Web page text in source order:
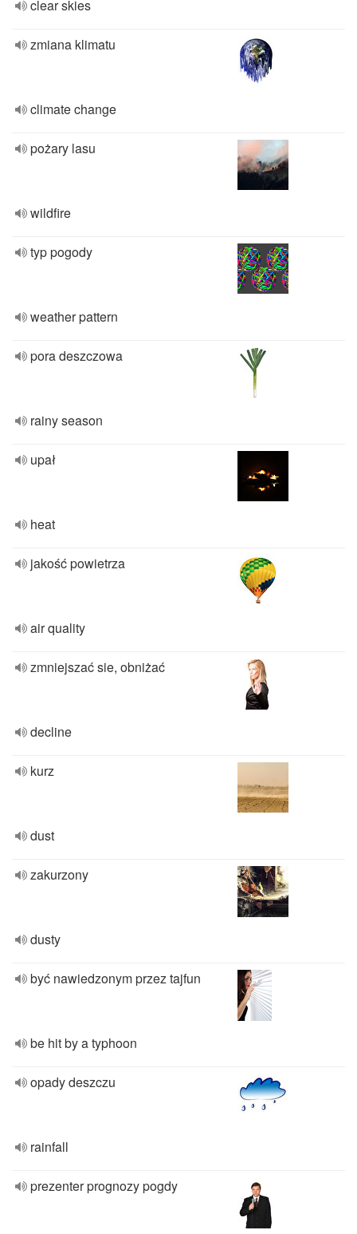
clear skies
zmiana klimatu
climate change
pożary lasu
wildfire
typ pogody
weather pattern
pora deszczowa
rainy season
upał
heat
jakość powietrza
air quality
zmniejszać sie, obniżać
decline
kurz
dust
zakurzony
dusty
być nawiedzonym przez tajfun
be hit by a typhoon
opady deszczu
rainfall
prezenter prognozy pogdy